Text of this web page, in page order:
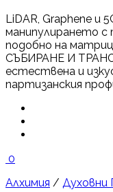
LiDAR, Graphene и
манипулирането
подобно на
СЪБИРАНЕ И
естествена и
партизанския
0
Алхимия / Духовни